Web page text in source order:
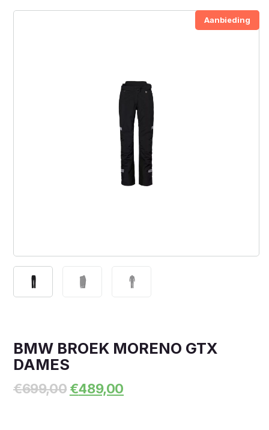
Aanbieding
BMW BROEK MORENO GTX
DAMES
€699,00 Oorspronkelijke
prijs
€489,00
prijs